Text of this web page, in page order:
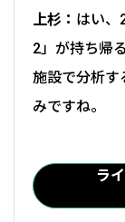
上杉： はい、
2」が持ち帰
施設で分析す
みですね。
ラ